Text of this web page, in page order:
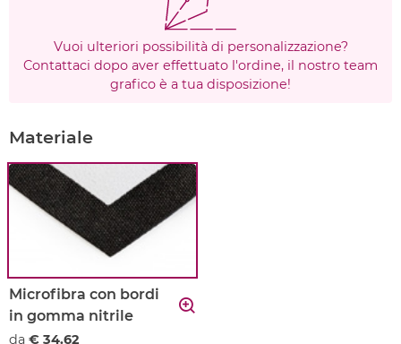
Vuoi ulteriori possibilità di personalizzazione?
Contattaci dopo aver effettuato l'ordine, il nostro team
grafico è a tua disposizione!
Materiale
Microfibra con bordi
in gomma nitrile
da € 34.62